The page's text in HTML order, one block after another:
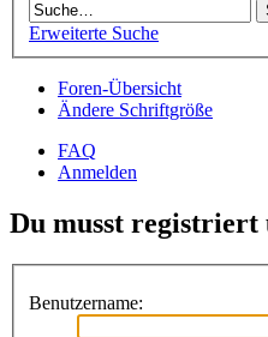
Erweiterte Suche
Foren-Übersicht
Ändere Schriftgröße
FAQ
Anmelden
Du musst registriert
Benutzername: